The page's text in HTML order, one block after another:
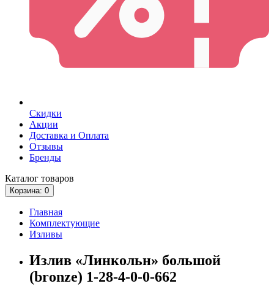
Скидки
Акции
Доставка и Оплата
Отзывы
Бренды
Каталог товаров
Корзина: 0
Главная
Комплектующие
Изливы
Излив «Линкольн» большой
(bronze) 1-28-4-0-0-662